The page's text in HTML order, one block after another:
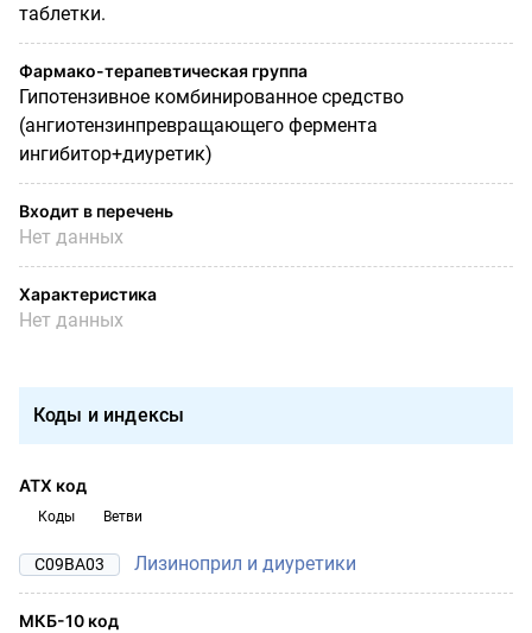
таблетки.
Фармако-терапевтическая группа
Гипотензивное комбинированное средство
(ангиотензинпревращающего фермента
ингибитор+диуретик)
Входит в перечень
Нет данных
Характеристика
Нет данных
Коды и индексы
АТХ код
Коды Ветви
C09BA03 Лизиноприл и диуретики
МКБ-10 код